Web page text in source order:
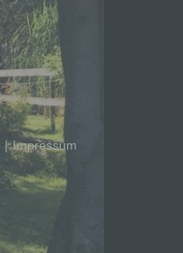
Impressum